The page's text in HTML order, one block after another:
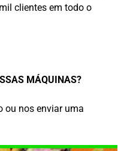
clientes em todo o
MÁQUINAS?
ou nos enviar uma